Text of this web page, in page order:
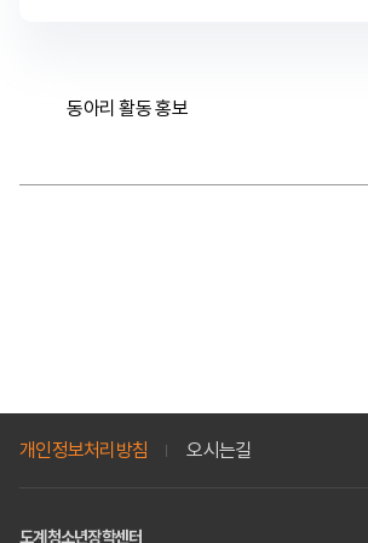
동아리 활동 홍보
개인정보처리방침 오시는길
도계청소년장학센터